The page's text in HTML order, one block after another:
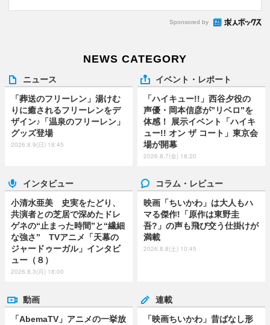
Sponsored by
NEWS CATEGORY
ニュース
「葬送のフリーレン」湯けむ
りに癒されるフリーレンをデ
ザイン♪「温泉のフリーレン」
グッズ登場
2026.8.9(日) 18:45
イベント・レポート
「ハイキュー!!」西谷夕役の
声優・岡本信彦が”リベロ”を
体感！ 展示イベント「ハイキ
ュー!! オン ザ コート」東京会
場が開幕
2026.8.7(金) 18:20
インタビュー
小清水亜美 史実をたどり、
共演者との芝居で深めたドレ
ゲネの“止まった時間”と“繊細
な強さ” TVアニメ「天幕の
ジャードゥーガル」インタビ
ュー（８）
2026.8.3(月) 18:00
コラム・レビュー
映画「ちいかわ」は大人もハ
マる傑作!「原作は東野圭
吾?」の声も飛び交う仕掛けが
満載
2026.8.8(土) 10:45
動画
「AbemaTV」アニメの一挙放
連載
「映画ちいかわ」昔ばなし形